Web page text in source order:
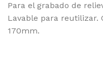
Para el grabado de
Lavable para reutilizar.
170mm.